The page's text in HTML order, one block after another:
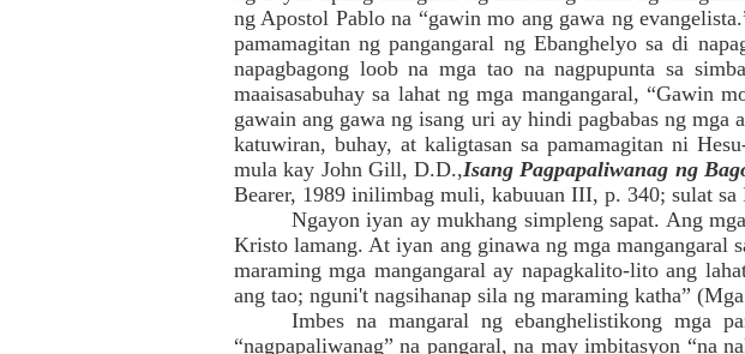
ng Apostol Pablo na “gawin mo ang gawa ng
pamamagitan ng pangangaral ng Ebanghelyo sa di
napagbagong loob na mga tao na nagpupunta sa
maaisasabuhay sa lahat ng mga mangangaral, “Gawin
gawain ang gawa ng isang uri ay hindi pagbabas ng
katuwiran, buhay, at kaligtasan sa pamamagitan ni
mula kay John Gill, D.D.,Isang Pagpapaliwanag ng
Bearer, 1989 inilimbag muli, kabuuan III, p. 340; sulat
Ngayon iyan ay mukhang simpleng sapat. Ang
Kristo lamang. At iyan ang ginawa ng mga mangangaral
maraming mga mangangaral ay napagkalito-lito ang
ang tao; nguni't nagsihanap sila ng maraming katha”
Imbes na mangaral ng ebanghelistikong mga
“nagpapaliwanag” na pangaral, na may imbitasyon “na